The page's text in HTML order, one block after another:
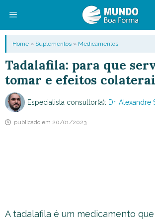
conteúdo
Menu
Home » Suplementos » Medicamentos
Tadalafila: para que
tomar e efeitos
Especialista consultor(a): Dr. Alexandre
publicado em 20/01/2023
A tadalafila é um medicamento